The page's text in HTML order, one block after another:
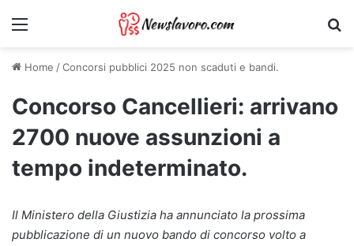
Menu
Home /Concorsi pubblici 2025 non scaduti e bandi.
Concorso Cancellieri: arrivano
2700 nuove assunzioni a
tempo indeterminato.
Il Ministero della Giustizia ha annunciato la prossima
pubblicazione di un nuovo bando di concorso volto a